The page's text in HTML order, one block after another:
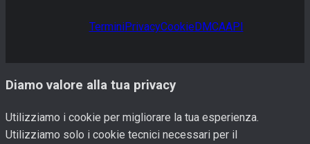
TerminiPrivacyCookieDMCAAPI
Diamo valore alla tua privacy
Utilizziamo i cookie per migliorare la tua esperienza.
Utilizziamo solo i cookie tecnici necessari per il